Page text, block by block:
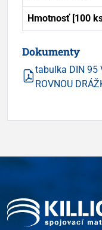
Hmotnosť [100
Dokumenty
tabulka DIN 95
ROVNOU